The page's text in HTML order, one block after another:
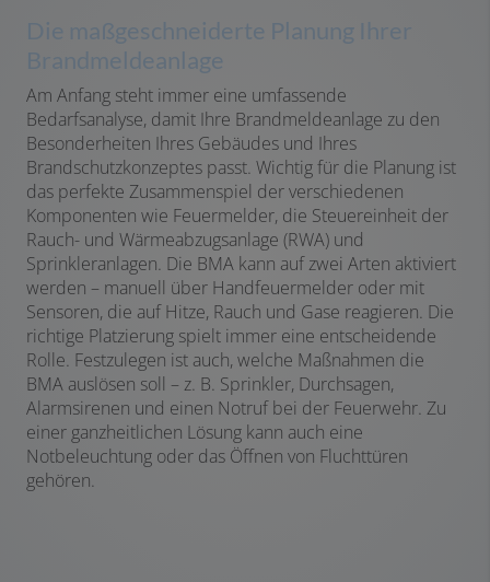
Die maßgeschneiderte Planung Ihrer
Brandmeldeanlage
Am Anfang steht immer eine umfassende
Bedarfsanalyse, damit Ihre Brandmeldeanlage zu den
Besonderheiten Ihres Gebäudes und Ihres
Brandschutzkonzeptes passt. Wichtig für die Planung ist
das perfekte Zusammenspiel der verschiedenen
Komponenten wie Feuermelder, die Steuereinheit der
Rauch- und Wärmeabzugsanlage (RWA) und
Sprinkleranlagen. Die BMA kann auf zwei Arten aktiviert
werden – manuell über Handfeuermelder oder mit
Sensoren, die auf Hitze, Rauch und Gase reagieren. Die
richtige Platzierung spielt immer eine entscheidende
Rolle. Festzulegen ist auch, welche Maßnahmen die
BMA auslösen soll – z. B. Sprinkler, Durchsagen,
Alarmsirenen und einen Notruf bei der Feuerwehr. Zu
einer ganzheitlichen Lösung kann auch eine
Notbeleuchtung oder das Öffnen von Fluchttüren
gehören.